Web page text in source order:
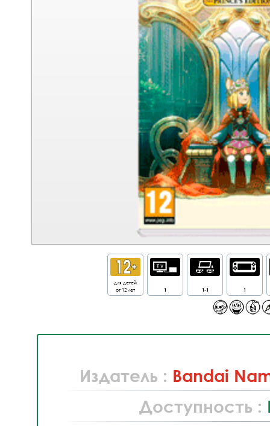
для детей
от 12 лет
1 1-1 1
Издатель : Bandai
Доступность :